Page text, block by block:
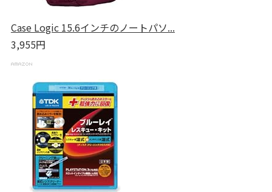
Case Logic 15.6インチのノートパソ...
3,955円